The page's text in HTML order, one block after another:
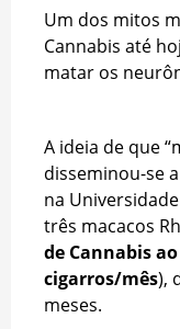
Um dos mitos
Cannabis até
matar os
A ideia de que
disseminou-se
na
três macacos
de Cannabis
cigarros/mês),
meses.